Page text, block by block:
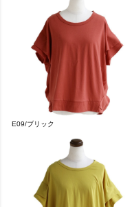
E09/ブリック